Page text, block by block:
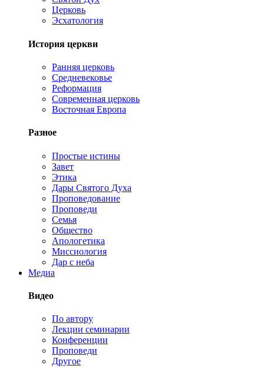
Церковь
Эсхатология
История церкви
Ранняя церковь
Средневековье
Реформация
Современная церковь
Восточная Европа
Разное
Простые истины
Завет
Этика
Дары Святого Духа
Проповедование
Проповеди
Семья
Общество
Апологетика
Миссиология
Дар с неба
Медиа
Видео
По автору
Лекции семинарии
Конференции
Проповеди
Другое